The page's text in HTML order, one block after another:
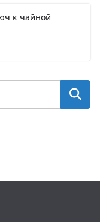
к чайной